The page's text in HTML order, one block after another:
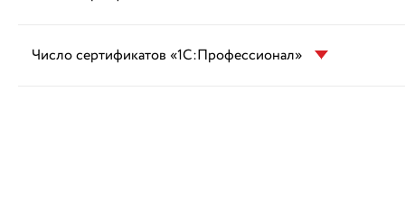
Число сертификатов «1С:Профессионал»